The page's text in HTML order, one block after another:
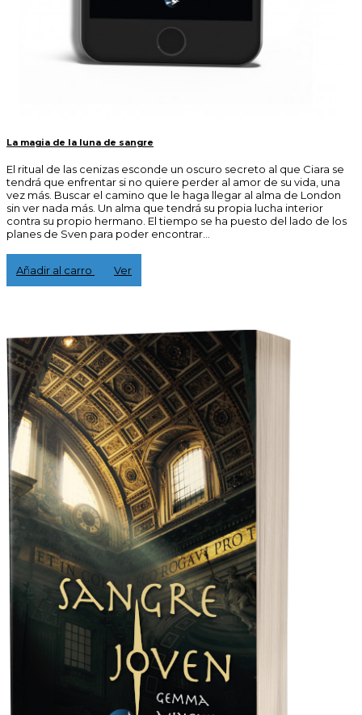
La magia de la luna de sangre
El ritual de las cenizas esconde un oscuro secreto al que Ciara se
tendrá que enfrentar si no quiere perder al amor de su vida, una
vez más. Buscar el camino que le haga llegar al alma de London
sin ver nada más. Un alma que tendrá su propia lucha interior
contra su propio hermano. El tiempo se ha puesto del lado de los
planes de Sven para poder encontrar...
3,00 €
Añadir al carro
Ver